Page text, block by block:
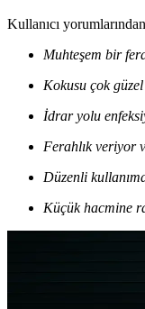
Kullanıcı
Muhteşem bir
Kokusu çok güzel
İdrar yolu
Ferahlık veriyor
Düzenli
Küçük hacmine